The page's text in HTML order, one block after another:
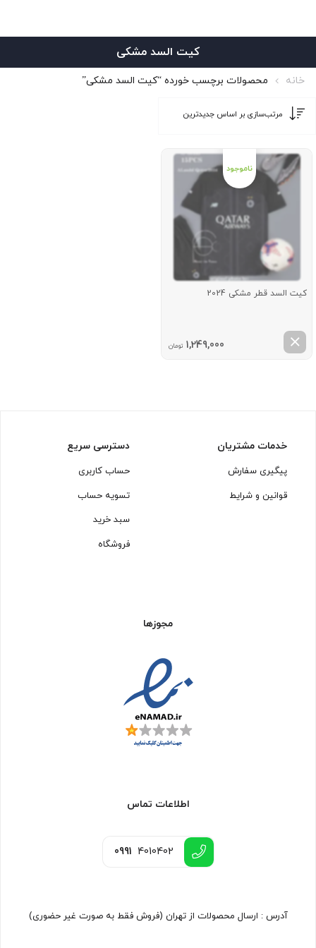
کیت السد مشکی
خانه محصولات برچسب خورده “کیت السد مشکی”
کیت السد قطر مشکی 2024
1,249,000 تومان
خدمات مشتریان
پیگیری سفارش
قوانین و شرایط
دسترسی سریع
حساب کاربری
تسویه حساب
سبد خرید
فروشگاه
مجوزها
اطلاعات تماس
0991 4010402
آدرس : ارسال محصولات از تهران (فروش فقط به صورت غیر حضوری)